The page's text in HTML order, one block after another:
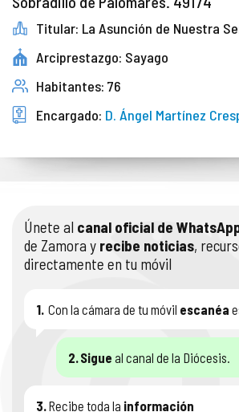
Titular: La Asunción de Nuestra
Arciprestazgo: Sayago
Habitantes: 76
Encargado: D. Ángel Martínez
Únete al canal oficial de
de Zamora y recibe noticias,
directamente en tu móvil
1. Con la cámara de tu móvil escanéa
2.Sigue al canal de la Diócesis.
3.Recibe toda la información